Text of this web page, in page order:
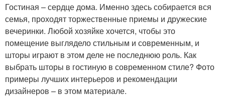
Гостиная – сердце дома. Именно здесь собирается вся
семья, проходят торжественные приемы и дружеские
вечеринки. Любой хозяйке хочется, чтобы это
помещение выглядело стильным и современным, и
шторы играют в этом деле не последнюю роль. Как
выбрать шторы в гостиную в современном стиле? Фото
примеры лучших интерьеров и рекомендации
дизайнеров – в этом материале.